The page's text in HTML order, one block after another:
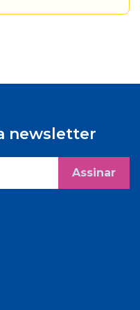
newsletter
Assinar